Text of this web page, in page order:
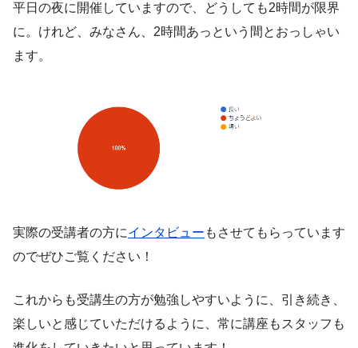
平日の夜に開催していますので、どうしても2時間が限界
に。けれど、みなさん、2時間あっという間とおっしゃい
ます。
実際の受講者の方にインタビュー もさせてもらっています
のでぜひご覧ください！
これからも受講生の方が勉強しやすいように、引き続き、
楽しいと感じていただけるように、常に講座もスタッフも